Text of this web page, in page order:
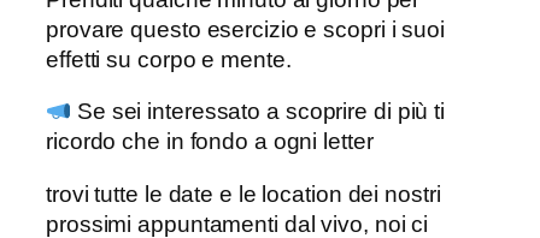
provare questo esercizio e scopri i suoi
effetti su corpo e mente.
Se sei interessato a scoprire di più ti
ricordo che in fondo a ogni letter
trovi tutte le date e le location dei nostri
prossimi appuntamenti dal vivo, noi ci